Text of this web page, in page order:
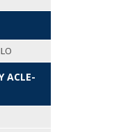
ACLE-